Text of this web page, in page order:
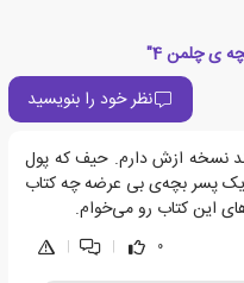
ی چلمن 4"
نظر خود را بنویسید
نسخه ازش دارم. حیف که پول
پسر بچه‌ی بی عرضه چه کتاب
این کتاب رو می‌خوام.
0
|
|